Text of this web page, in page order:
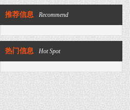
推荐信息 Recommend
热门信息 Hot Spot